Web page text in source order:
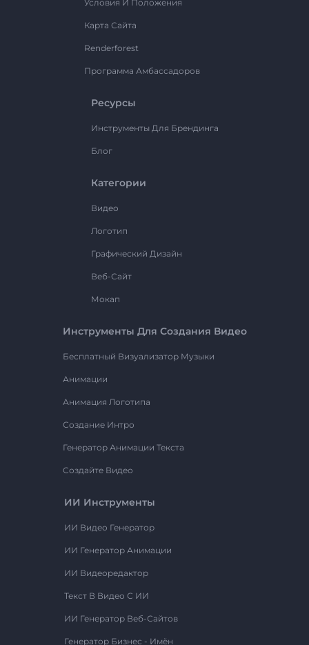
Условия И Положения
Карта Сайта
Renderforest
Программа Амбассадоров
Ресурсы
Инструменты Для Брендинга
Блог
Категории
Видео
Логотип
Графический Дизайн
Веб-Сайт
Мокап
Инструменты Для Создания Видео
Бесплатный Визуализатор Музыки
Анимации
Анимация Логотипа
Создание Интро
Генератор Анимации Текста
Создайте Видео
ИИ Инструменты
ИИ Видео Генератор
ИИ Генератор Анимации
ИИ Видеоредактор
Текст В Видео С ИИ
ИИ Генератор Веб-Сайтов
Генератор Бизнес - Имён